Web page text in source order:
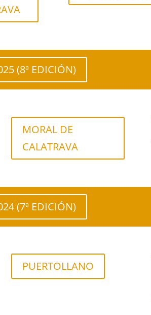
(8ª EDICIÓN)
MORAL DE
CALATRAVA
(7ª EDICIÓN)
PUERTOLLANO